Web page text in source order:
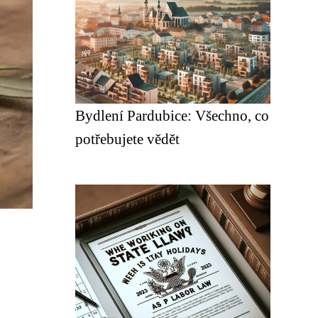
Bydlení Pardubice: Všechno, co
potřebujete vědět